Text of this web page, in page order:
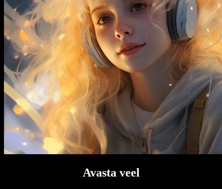
Avasta veel